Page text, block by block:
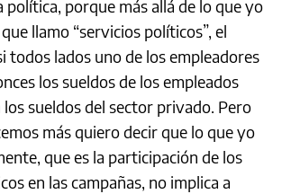
porque más allá de lo que yo
llamo “servicios políticos”, el
todos lados uno de los empleadores
los sueldos de los empleados
sueldos del sector privado. Pero
más quiero decir que lo que yo
que es la participación de los
en las campañas, no implica a